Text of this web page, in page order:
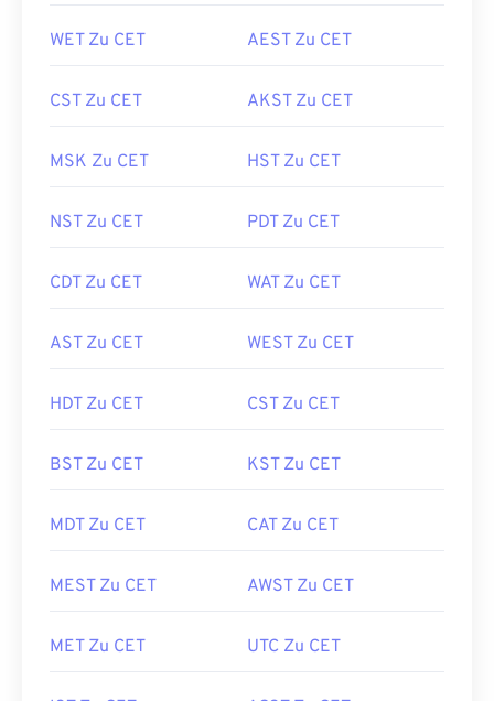
WET Zu CET AEST Zu CET
CST Zu CET AKST Zu CET
MSK Zu CET HST Zu CET
NST Zu CET PDT Zu CET
CDT Zu CET WAT Zu CET
AST Zu CET WEST Zu CET
HDT Zu CET CST Zu CET
BST Zu CET KST Zu CET
MDT Zu CET CAT Zu CET
MEST Zu CET AWST Zu CET
MET Zu CET UTC Zu CET